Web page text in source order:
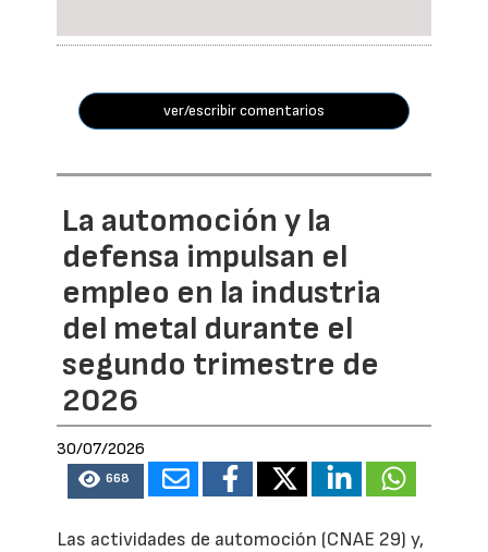
ver/escribir comentarios
La automoción y la
defensa impulsan el
empleo en la industria
del metal durante el
segundo trimestre de
2026
30/07/2026
668
Las actividades de automoción (CNAE 29) y,